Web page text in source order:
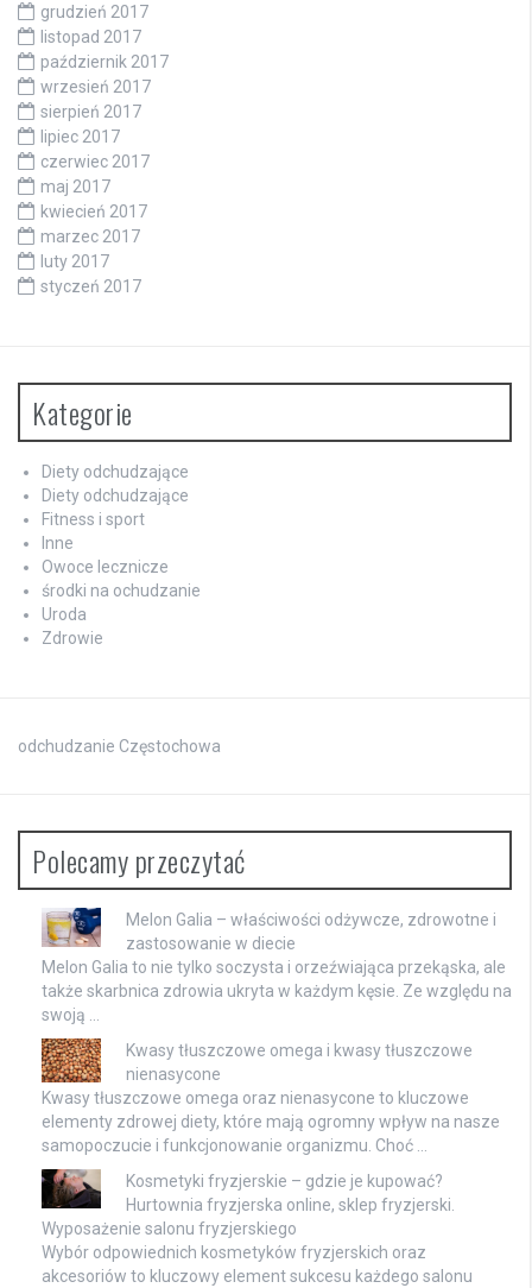
grudzień 2017
listopad 2017
październik 2017
wrzesień 2017
sierpień 2017
lipiec 2017
czerwiec 2017
maj 2017
kwiecień 2017
marzec 2017
luty 2017
styczeń 2017
Kategorie
Diety odchudzające
Diety odchudzające
Fitness i sport
Inne
Owoce lecznicze
środki na ochudzanie
Uroda
Zdrowie
odchudzanie Częstochowa
Polecamy przeczytać
Melon Galia – właściwości odżywcze, zdrowotne i
zastosowanie w diecie
Melon Galia to nie tylko soczysta i orzeźwiająca przekąska, ale
także skarbnica zdrowia ukryta w każdym kęsie. Ze względu na
swoją …
Kwasy tłuszczowe omega i kwasy tłuszczowe
nienasycone
Kwasy tłuszczowe omega oraz nienasycone to kluczowe
elementy zdrowej diety, które mają ogromny wpływ na nasze
samopoczucie i funkcjonowanie organizmu. Choć …
Kosmetyki fryzjerskie – gdzie je kupować?
Hurtownia fryzjerska online, sklep fryzjerski.
Wyposażenie salonu fryzjerskiego
Wybór odpowiednich kosmetyków fryzjerskich oraz
akcesoriów to kluczowy element sukcesu każdego salonu